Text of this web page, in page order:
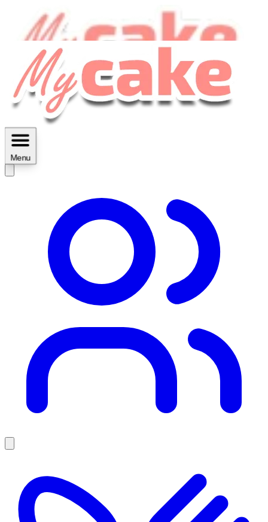
MyCake Academy c'est :
des fiches imprimables ...
Découvrir
Menu